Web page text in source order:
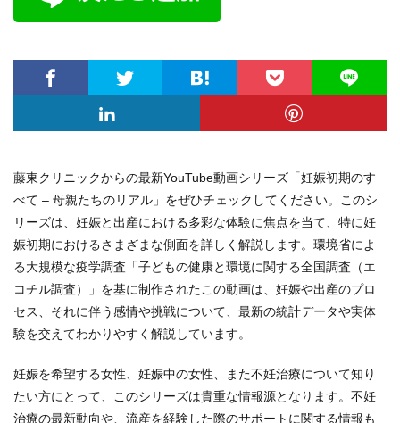
藤東クリニックからの最新YouTube動画シリーズ「妊娠初期のす
べて – 母親たちのリアル」をぜひチェックしてください。このシ
リーズは、妊娠と出産における多彩な体験に焦点を当て、特に妊
娠初期におけるさまざまな側面を詳しく解説します。環境省によ
る大規模な疫学調査「子どもの健康と環境に関する全国調査（エ
コチル調査）」を基に制作されたこの動画は、妊娠や出産のプロ
セス、それに伴う感情や挑戦について、最新の統計データや実体
験を交えてわかりやすく解説しています。
妊娠を希望する女性、妊娠中の女性、また不妊治療について知り
たい方にとって、このシリーズは貴重な情報源となります。不妊
治療の最新動向や、流産を経験した際のサポートに関する情報も